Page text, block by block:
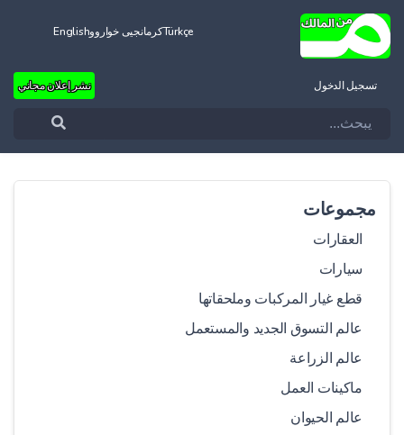
Türkçeکرمانجیی خوارووEnglish
تسجيل الدخول نشر إعلان مجاني
مجموعات
العقارات
سيارات
قطع غيار المركبات وملحقاتها
عالم التسوق الجديد والمستعمل
عالم الزراعة
ماكينات العمل
عالم الحيوان